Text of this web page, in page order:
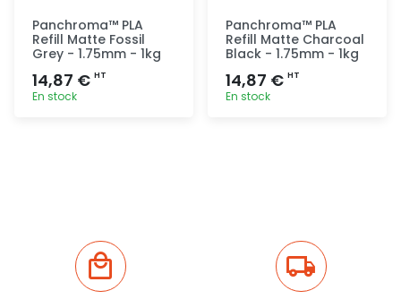
Panchroma™ PLA
Refill Matte Fossil
Grey - 1.75mm - 1kg
14,87 € HT
En stock
Panchroma™ PLA
Refill Matte Charcoal
Black - 1.75mm - 1kg
14,87 € HT
En stock